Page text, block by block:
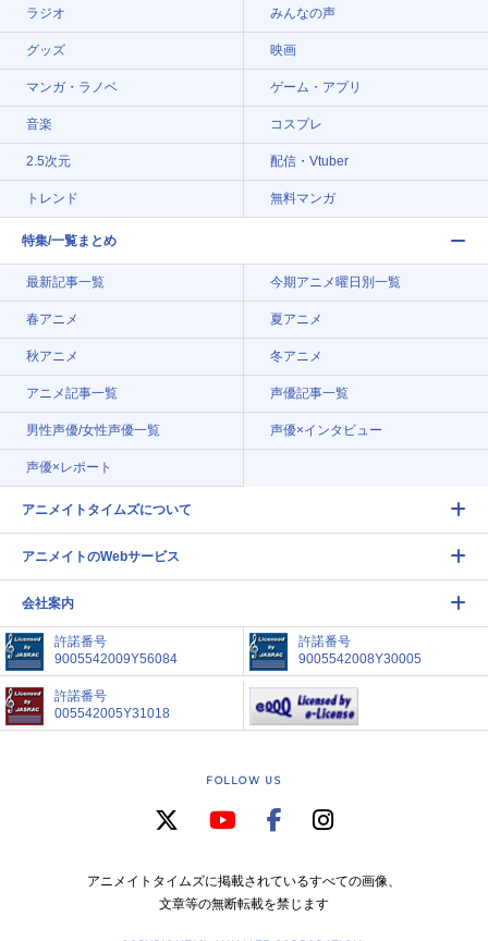
ラジオ みんなの声
グッズ 映画
マンガ・ラノベ ゲーム・アプリ
音楽 コスプレ
2.5次元 配信・Vtuber
トレンド 無料マンガ
特集/一覧まとめ
最新記事一覧 今期アニメ曜日別一覧
春アニメ 夏アニメ
秋アニメ 冬アニメ
アニメ記事一覧 声優記事一覧
男性声優/女性声優一覧 声優×インタビュー
声優×レポート
アニメイトタイムズについて
アニメイトのWebサービス
会社案内
許諾番号
9005542009Y56084
許諾番号
9005542008Y30005
許諾番号
005542005Y31018
FOLLOW US
アニメイトタイムズに掲載されているすべての画像、
文章等の無断転載を禁じます